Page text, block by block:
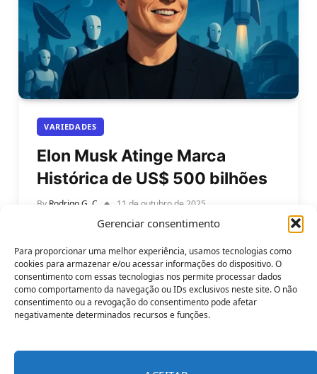
Gerenciar consentimento
Para proporcionar uma melhor experiência, usamos tecnologias como
cookies para armazenar e/ou acessar informações do dispositivo. O
consentimento com essas tecnologias nos permite processar dados
como comportamento da navegação ou IDs exclusivos neste site. O não
consentimento ou a revogação do consentimento pode afetar
negativamente determinados recursos e funções.
VARIEDADES
Elon Musk Atinge Marca
Histórica de US$ 500 bilhões
By Rodrigo G. C 11 de outubro de 2025
A fortuna de Elon Musk atinge recentemente a
marca histórica: US$ 500 bilhões, tornando-o o
primeiro ser humano da história…